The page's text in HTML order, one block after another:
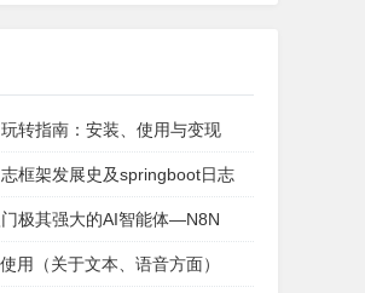
转指南：安装、使用与变现
框架发展史及springboot日志
极其强大的AI智能体—N8N
用（关于文本、语音方面）